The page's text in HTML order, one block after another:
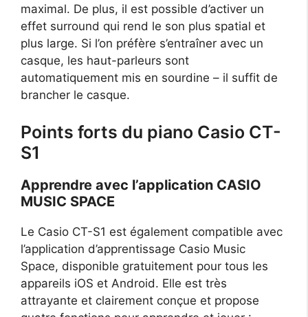
maximal. De plus, il est possible d’activer un
effet surround qui rend le son plus spatial et
plus large. Si l’on préfère s’entraîner avec un
casque, les haut-parleurs sont
automatiquement mis en sourdine – il suffit de
brancher le casque.
Points forts du piano Casio CT-
S1
Apprendre avec l’application CASIO
MUSIC SPACE
Le Casio CT-S1 est également compatible avec
l’application d’apprentissage Casio Music
Space, disponible gratuitement pour tous les
appareils iOS et Android. Elle est très
attrayante et clairement conçue et propose